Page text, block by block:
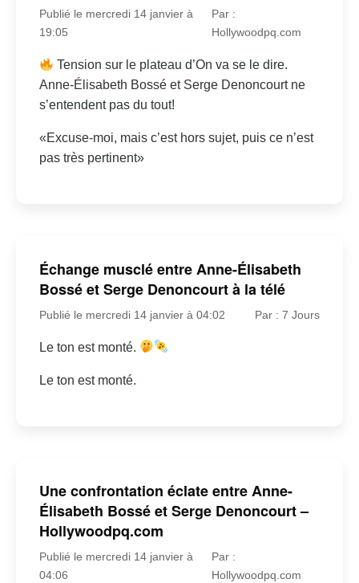
Publié le mercredi 14 janvier à
19:05
Par :
Hollywoodpq.com
Tension sur le plateau d’On va se le dire.
Anne-Élisabeth Bossé et Serge Denoncourt ne
s’entendent pas du tout!
«Excuse-moi, mais c’est hors sujet, puis ce n’est
pas très pertinent»
Échange musclé entre Anne-Élisabeth
Bossé et Serge Denoncourt à la télé
Publié le mercredi 14 janvier à 04:02 Par : 7 Jours
Le ton est monté.
Le ton est monté.
Une confrontation éclate entre Anne-
Élisabeth Bossé et Serge Denoncourt –
Hollywoodpq.com
Publié le mercredi 14 janvier à
04:06
Par :
Hollywoodpq.com